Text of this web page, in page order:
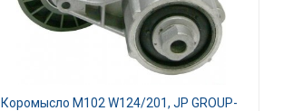
Коромысло M102 W124/201, JP GROUP-